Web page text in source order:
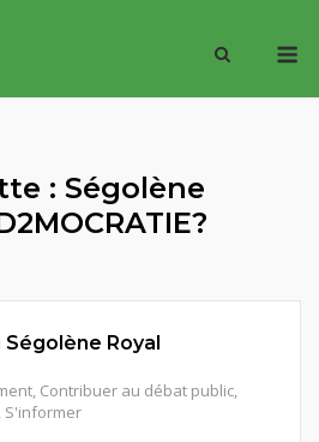
: Ségolène
Royal
, Contribuer au débat public,
, S'informer